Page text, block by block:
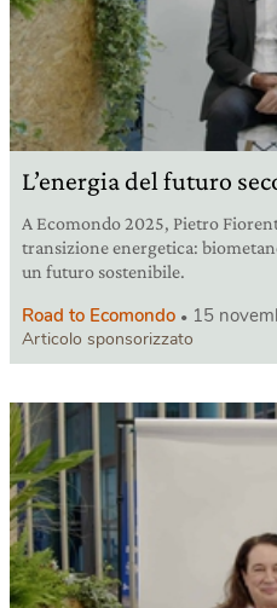
L’energia del futuro
A Ecomondo 2025, Pietro
transizione energetica:
un futuro sostenibile.
Road to Ecomondo 15
Articolo sponsorizzato